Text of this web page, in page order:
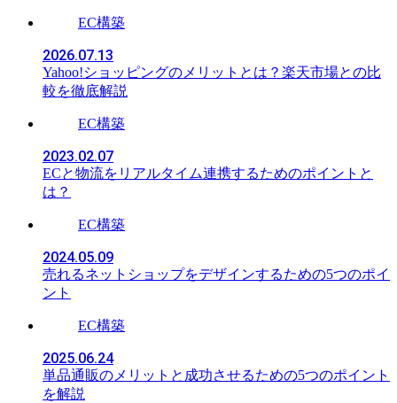
EC構築
2026.07.13
Yahoo!ショッピングのメリットとは？楽天市場との比
較を徹底解説
EC構築
2023.02.07
ECと物流をリアルタイム連携するためのポイントと
は？
EC構築
2024.05.09
売れるネットショップをデザインするための5つのポイ
ント
EC構築
2025.06.24
単品通販のメリットと成功させるための5つのポイント
を解説